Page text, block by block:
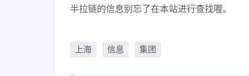
半拉链的信息别忘了在本站进行查找喔。
上海 信息 集团